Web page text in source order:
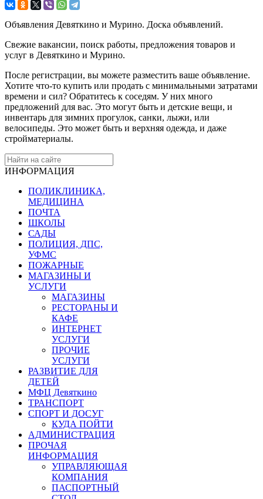
Объявления Девяткино и Мурино. Доска объявлений.
Свежие вакансии, поиск работы, предложения товаров и
услуг в Девяткино и Мурино.
После регистрации, вы можете разместить ваше объявление.
Хотите что-то купить или продать с минимальными затратами
времени и сил? Обратитесь к соседям. У них много
предложений для вас. Это могут быть и детские вещи, и
инвентарь для зимних прогулок, санки, лыжи, или
велосипеды. Это может быть и верхняя одежда, и даже
стройматериалы.
ИНФОРМАЦИЯ
ПОЛИКЛИНИКА,
МЕДИЦИНА
ПОЧТА
ШКОЛЫ
САДЫ
ПОЛИЦИЯ, ДПС,
УФМС
ПОЖАРНЫЕ
МАГАЗИНЫ И
УСЛУГИ
МАГАЗИНЫ
РЕСТОРАНЫ И
КАФЕ
ИНТЕРНЕТ
УСЛУГИ
ПРОЧИЕ
УСЛУГИ
РАЗВИТИЕ ДЛЯ
ДЕТЕЙ
МФЦ Девяткино
ТРАНСПОРТ
СПОРТ И ДОСУГ
КУДА ПОЙТИ
АДМИНИСТРАЦИЯ
ПРОЧАЯ
ИНФОРМАЦИЯ
УПРАВЛЯЮЩАЯ
КОМПАНИЯ
ПАСПОРТНЫЙ